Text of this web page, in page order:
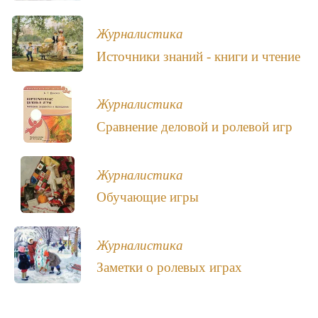
Журналистика
Источники знаний - книги и чтение
Журналистика
Сравнение деловой и ролевой игр
Журналистика
Обучающие игры
Журналистика
Заметки о ролевых играх